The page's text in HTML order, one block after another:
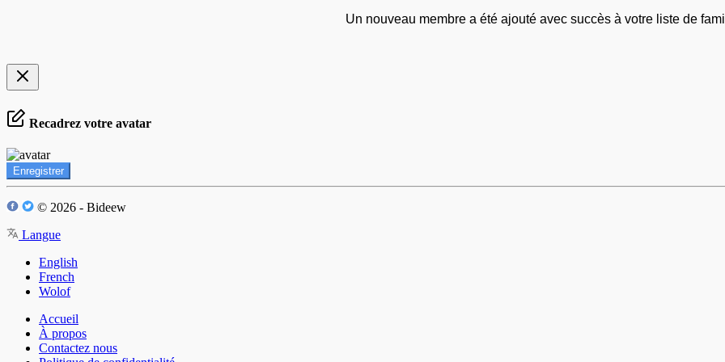
Un nouveau membre a été ajouté avec succès à votre liste de
Recadrez votre avatar
Enregistrer
© 2026 - Bideew
Langue
English
French
Wolof
Accueil
À propos
Contactez nous